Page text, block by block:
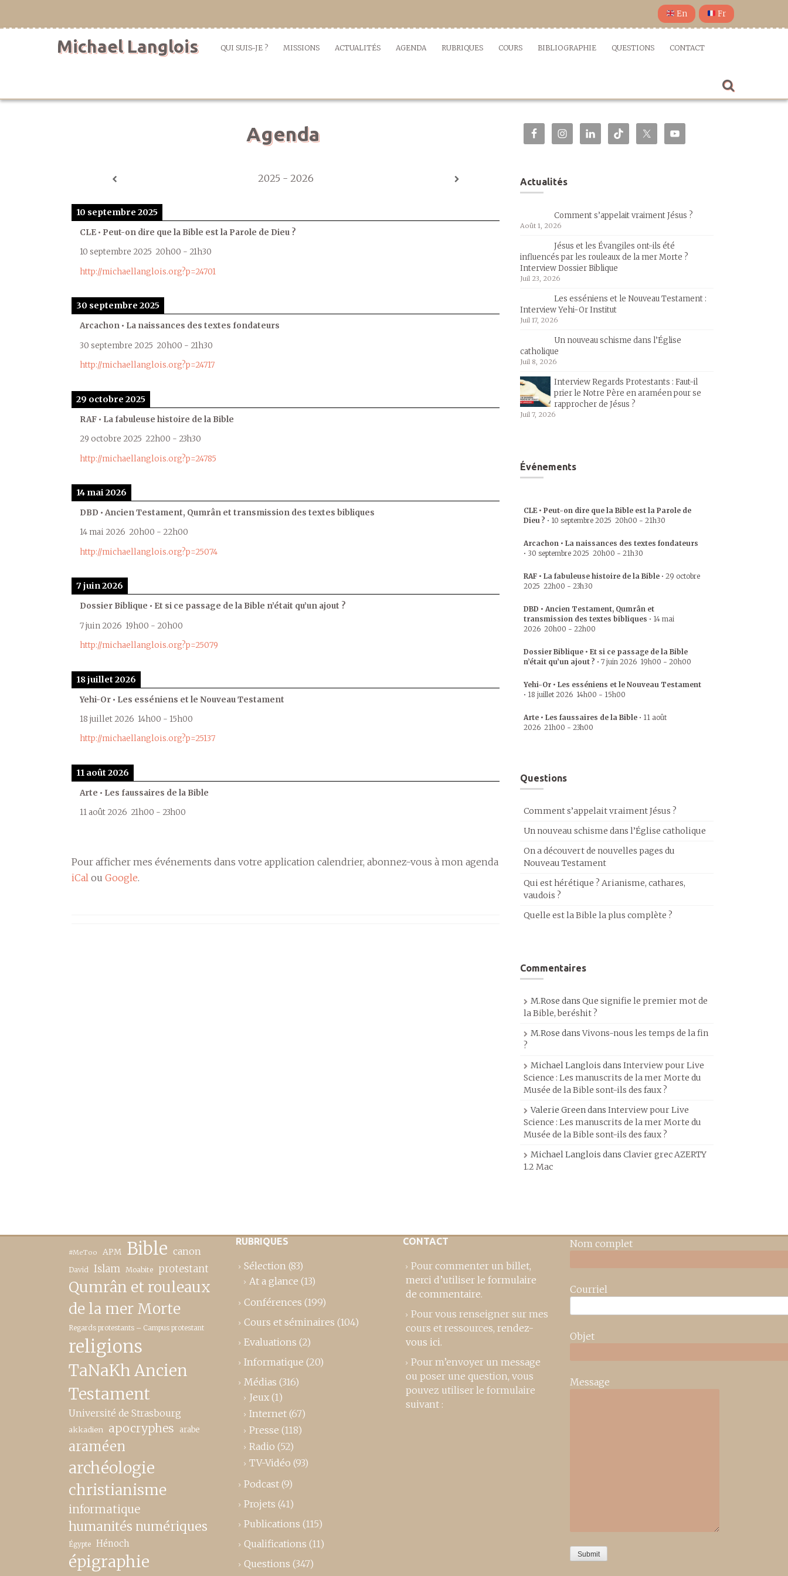
En Fr
Michael Langlois QUI SUIS-JE ? MISSIONS ACTUALITÉS AGENDA RUBRIQUES COURS BIBLIOGRAPHIE QUESTIONS CONTACT
Agenda
2025 - 2026
10 septembre 2025
CLE • Peut-on dire que la Bible est la Parole de Dieu ?
10 septembre 2025 20h00 - 21h30
http://michaellanglois.org?p=24701
30 septembre 2025
Arcachon • La naissances des textes fondateurs
30 septembre 2025 20h00 - 21h30
http://michaellanglois.org?p=24717
29 octobre 2025
RAF • La fabuleuse histoire de la Bible
29 octobre 2025 22h00 - 23h30
http://michaellanglois.org?p=24785
14 mai 2026
DBD • Ancien Testament, Qumrân et transmission des textes bibliques
14 mai 2026 20h00 - 22h00
http://michaellanglois.org?p=25074
7 juin 2026
Dossier Biblique • Et si ce passage de la Bible n’était qu’un ajout ?
7 juin 2026 19h00 - 20h00
http://michaellanglois.org?p=25079
18 juillet 2026
Yehi-Or • Les esséniens et le Nouveau Testament
18 juillet 2026 14h00 - 15h00
http://michaellanglois.org?p=25137
11 août 2026
Arte • Les faussaires de la Bible
11 août 2026 21h00 - 23h00
Pour afficher mes événements dans votre application calendrier, abonnez-vous à mon agenda
iCal ou Google.
Actualités
Comment s’appelait vraiment Jésus ?
Août 1, 2026
Jésus et les Évangiles ont-ils été
influencés par les rouleaux de la mer Morte ?
Interview Dossier Biblique
Juil 23, 2026
Les esséniens et le Nouveau Testament :
Interview Yehi-Or Institut
Juil 17, 2026
Un nouveau schisme dans l’Église
catholique
Juil 8, 2026
Interview Regards Protestants : Faut-il
prier le Notre Père en araméen pour se
rapprocher de Jésus ?
Juil 7, 2026
Événements
CLE • Peut-on dire que la Bible est la Parole de
Dieu ? • 10 septembre 2025 20h00 - 21h30
Arcachon • La naissances des textes fondateurs
• 30 septembre 2025 20h00 - 21h30
RAF • La fabuleuse histoire de la Bible • 29 octobre
2025 22h00 - 23h30
DBD • Ancien Testament, Qumrân et
transmission des textes bibliques • 14 mai
2026 20h00 - 22h00
Dossier Biblique • Et si ce passage de la Bible
n’était qu’un ajout ? • 7 juin 2026 19h00 - 20h00
Yehi-Or • Les esséniens et le Nouveau Testament
• 18 juillet 2026 14h00 - 15h00
Arte • Les faussaires de la Bible • 11 août
2026 21h00 - 23h00
Questions
Comment s’appelait vraiment Jésus ?
Un nouveau schisme dans l’Église catholique
On a découvert de nouvelles pages du
Nouveau Testament
Qui est hérétique ? Arianisme, cathares,
vaudois ?
Quelle est la Bible la plus complète ?
Commentaires
M.Rose dans Que signifie le premier mot de
la Bible, beréshit ?
M.Rose dansVivons-nous les temps de la fin
?
Michael Langlois dans Interview pour Live
Science : Les manuscrits de la mer Morte du
Musée de la Bible sont-ils des faux ?
Valerie Greendans Interview pour Live
Science : Les manuscrits de la mer Morte du
Musée de la Bible sont-ils des faux ?
Michael Langlois dans Clavier grec AZERTY
1.2 Mac
#MeToo APM Bible canon
David Islam Moabite protestant
Qumrân et rouleaux
de la mer Morte
Regards protestants – Campus protestant
religions
TaNaKh Ancien
Testament
Université de Strasbourg
akkadien apocryphes arabe
araméen
archéologie
christianisme
informatique
humanités numériques
Égypte Hénoch
épigraphie
RUBRIQUES
Sélection (83)
At a glance (13)
Conférences (199)
Cours et séminaires (104)
Evaluations (2)
Informatique (20)
Médias (316)
Jeux (1)
Internet (67)
Presse (118)
Radio (52)
TV-Vidéo (93)
Podcast (9)
Projets (41)
Publications (115)
Qualifications (11)
Questions (347)
CONTACT
Pour commenter un billet,
merci d’utiliser le formulaire
de commentaire.
Pour vous renseigner sur mes
cours et ressources, rendez-
vous ici.
Pour m’envoyer un message
ou poser une question, vous
pouvez utiliser le formulaire
suivant :
Nom complet
Courriel
Objet
Message